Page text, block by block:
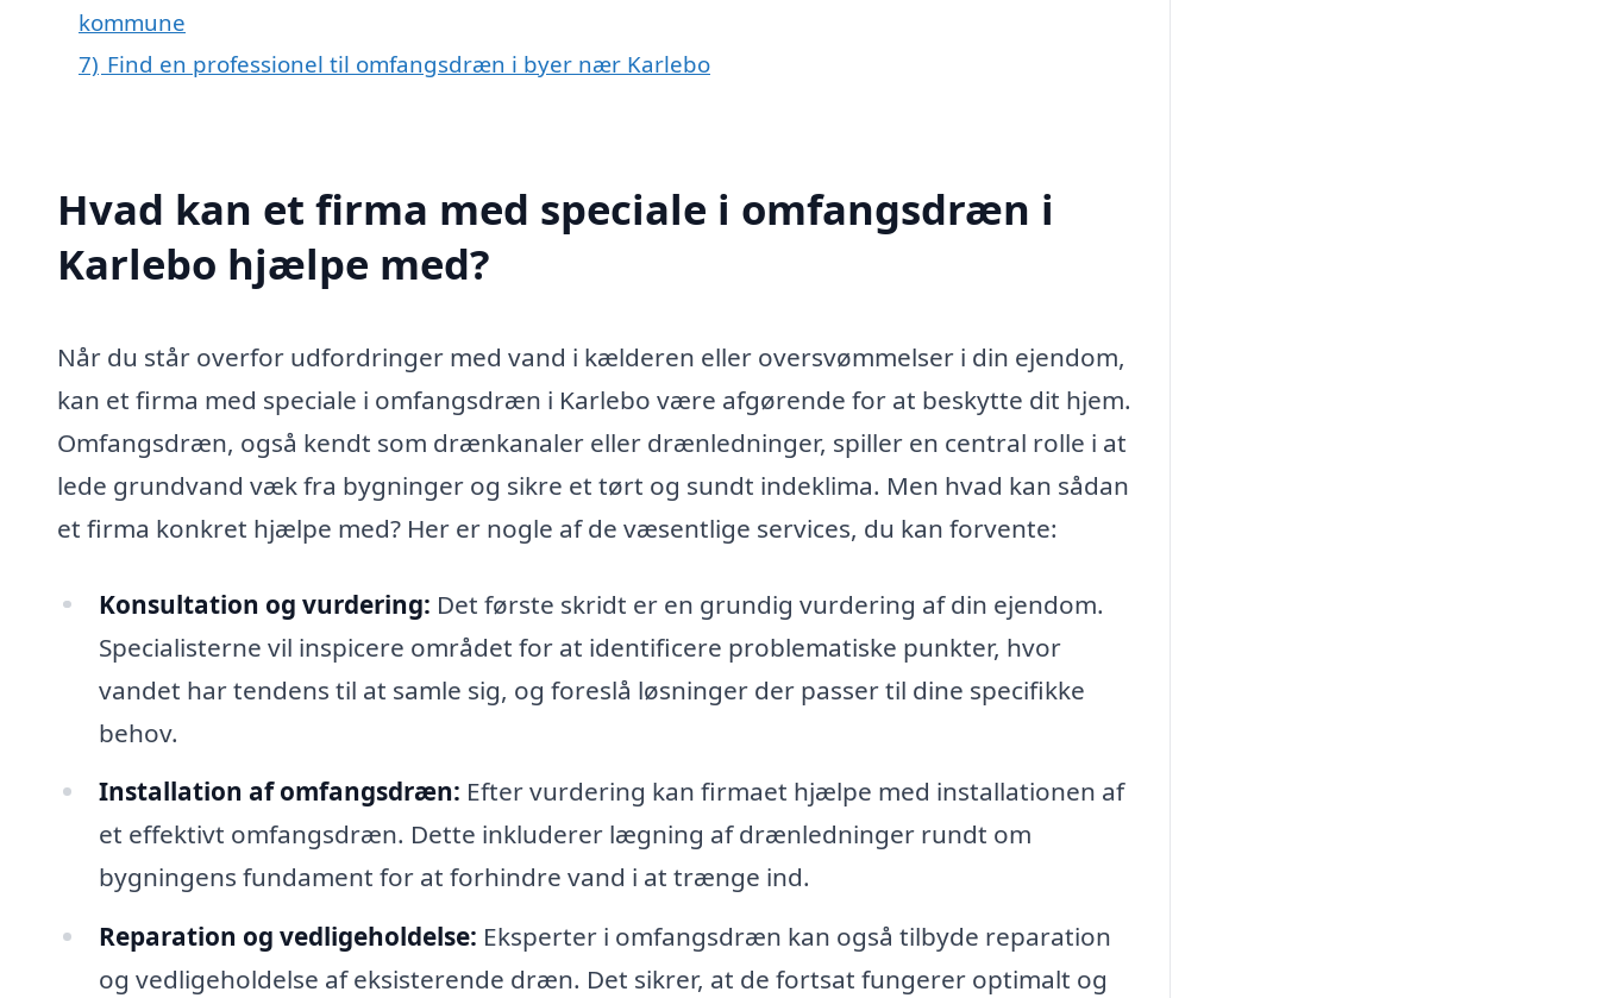
kommune
7) Find en professionel til omfangsdræn i byer nær Karlebo
Hvad kan et firma med speciale i omfangsdræn i
Karlebo hjælpe med?
Når du står overfor udfordringer med vand i kælderen eller oversvømmelser i din ejendom,
kan et firma med speciale i omfangsdræn i Karlebo være afgørende for at beskytte dit hjem.
Omfangsdræn, også kendt som drænkanaler eller drænledninger, spiller en central rolle i at
lede grundvand væk fra bygninger og sikre et tørt og sundt indeklima. Men hvad kan sådan
et firma konkret hjælpe med? Her er nogle af de væsentlige services, du kan forvente:
Konsultation og vurdering: Det første skridt er en grundig vurdering af din ejendom.
Specialisterne vil inspicere området for at identificere problematiske punkter, hvor
vandet har tendens til at samle sig, og foreslå løsninger der passer til dine specifikke
behov.
Installation af omfangsdræn: Efter vurdering kan firmaet hjælpe med installationen af
et effektivt omfangsdræn. Dette inkluderer lægning af drænledninger rundt om
bygningens fundament for at forhindre vand i at trænge ind.
Reparation og vedligeholdelse: Eksperter i omfangsdræn kan også tilbyde reparation
og vedligeholdelse af eksisterende dræn. Det sikrer, at de fortsat fungerer optimalt og